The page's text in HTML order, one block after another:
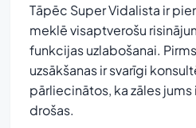
Tāpēc Super Vidalista ir
meklē visaptverošu
funkcijas uzlabošanai.
uzsākšanas ir svarīgi
pārliecinātos, ka zāles
drošas.